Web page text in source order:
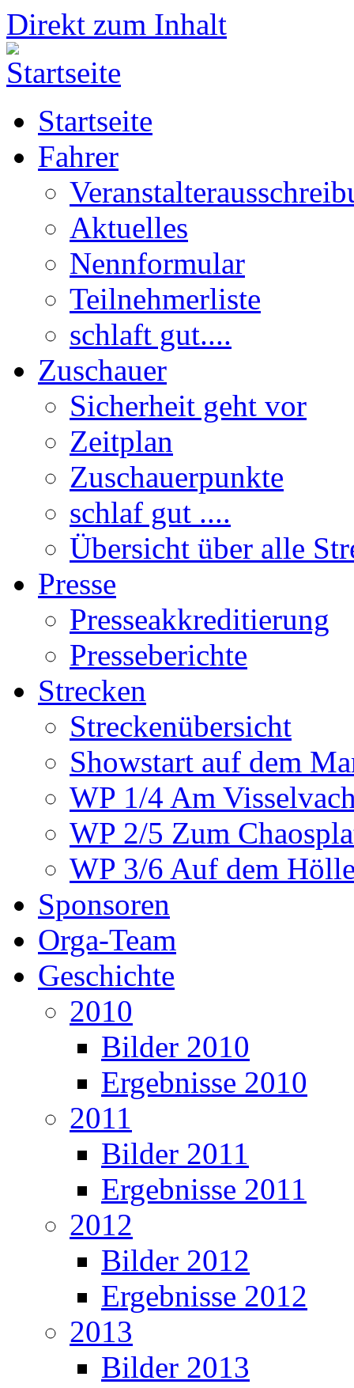
Direkt zum Inhalt
Startseite
Fahrer
Aktuelles
Nennformular
Teilnehmerliste
schlaft gut....
Zuschauer
Sicherheit geht vor
Zeitplan
Zuschauerpunkte
schlaf gut ....
Übersicht über alle
Presse
Presseakkreditierung
Presseberichte
Strecken
Streckenübersicht
Showstart auf dem
WP 1/4 Am
WP 2/5 Zum
WP 3/6 Auf dem
Sponsoren
Orga-Team
Geschichte
2010
Bilder 2010
Ergebnisse 2010
2011
Bilder 2011
Ergebnisse 2011
2012
Bilder 2012
Ergebnisse 2012
2013
Bilder 2013